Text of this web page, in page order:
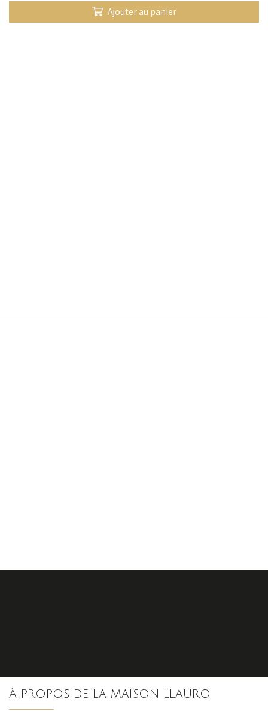
Ajouter au panier
nos dernières
À PROPOS DE LA MAISON LLAURO